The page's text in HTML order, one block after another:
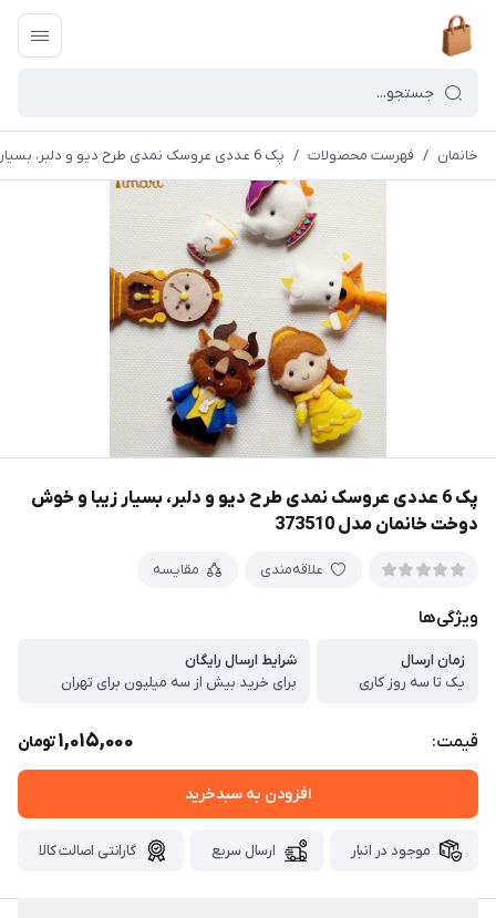
خانمان / فهرست محصولات / پک 6 عددی عروسک نمدی طرح دیو و دلبر، بسیار زیبا و خوش دوخت خانمان مدل 373510
پک 6 عددی عروسک نمدی طرح دیو و دلبر، بسیار زیبا و خوش
دوخت خانمان مدل 373510
علاقه‌مندی مقایسه
ویژگی‌ها
زمان ارسال
یک تا سه روز کاری
شرایط ارسال رایگان
برای خرید بیش از سه میلیون برای تهران
قیمت: 1,015,000تومان
افزودن به سبدخرید
موجود در انبار ارسال سریع گارانتی اصالت کالا